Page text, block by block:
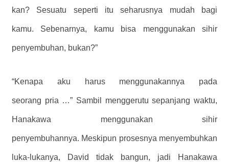
kan? Sesuatu seperti itu seharusnya mudah bagi
kamu. Sebenarnya, kamu bisa menggunakan sihir
penyembuhan, bukan?”
“Kenapa aku harus menggunakannya pada
seorang pria …” Sambil menggerutu sepanjang waktu,
Hanakawa menggunakan sihir
penyembuhannya. Meskipun prosesnya menyembuhkan
luka-lukanya, David tidak bangun, jadi Hanakawa